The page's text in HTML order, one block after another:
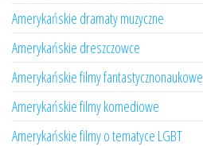
Amerykańskie dramaty muzyczne
Amerykańskie dreszczowce
Amerykańskie filmy fantastycznonaukowe
Amerykańskie filmy komediowe
Amerykańskie filmy o tematyce LGBT